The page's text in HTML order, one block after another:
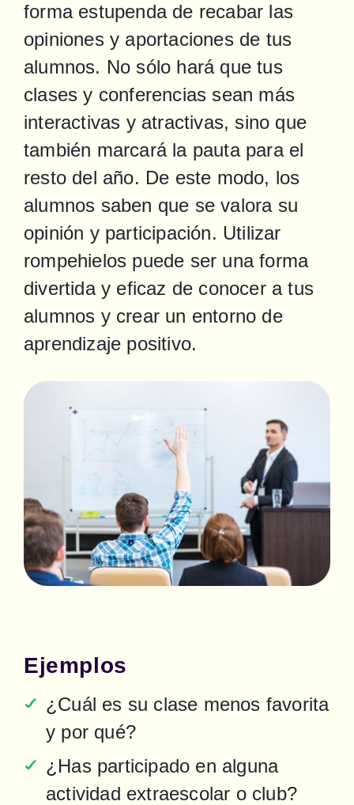
forma estupenda de recabar las
opiniones y aportaciones de tus
alumnos. No sólo hará que tus
clases y conferencias sean más
interactivas y atractivas, sino que
también marcará la pauta para el
resto del año. De este modo, los
alumnos saben que se valora su
opinión y participación. Utilizar
rompehielos puede ser una forma
divertida y eficaz de conocer a tus
alumnos y crear un entorno de
aprendizaje positivo.
Ejemplos
¿Cuál es su clase menos favorita
y por qué?
¿Has participado en alguna
actividad extraescolar o club?